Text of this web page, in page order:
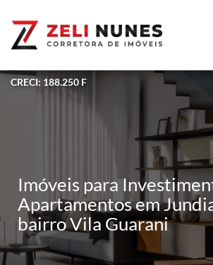
CRECI: 188.250 F
Imóveis para
Apartamentos em
bairro Vila Guarani